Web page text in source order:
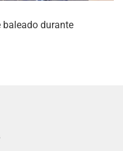
baleado durante